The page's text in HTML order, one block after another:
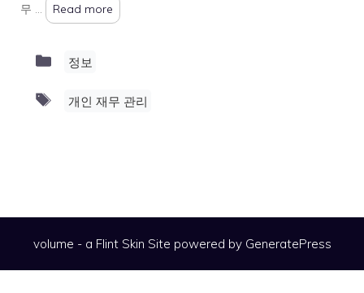
무 …
Read more
Categories
정보
Tags
개인 재무 관리
volume - a Flint Skin Site powered by GeneratePress